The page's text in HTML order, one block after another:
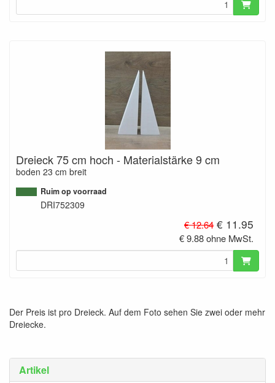
Artikel
Dreieck 75 cm hoch - Materialstärke 9 cm
boden 23 cm breit
Ruim op voorraad
DRI752309
€ 12.64€ 11.95
€ 9.88 ohne MwSt.
Der Preis ist pro Dreieck. Auf dem Foto sehen Sie zwei oder mehr
Dreiecke.